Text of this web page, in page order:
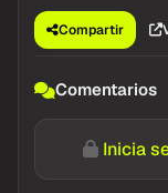
Compartir
Comentarios
Inicia